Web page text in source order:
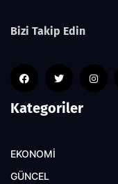
Bizi Takip Edin
Kategoriler
EKONOMİ
GÜNCEL